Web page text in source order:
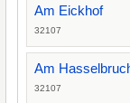
Am Eickhof
32107
Am
32107